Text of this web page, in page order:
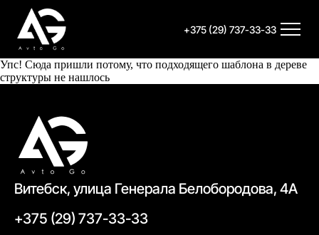
+375 (29) 737-33-33
Упс! Сюда пришли потому, что подходящего шаблона в дереве
структуры не нашлось
Витебск, улица Генерала Белобородова, 4А
+375 (29) 737-33-33